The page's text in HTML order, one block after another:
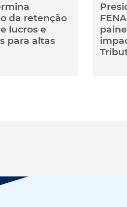
da retenção
lucros e
para altas